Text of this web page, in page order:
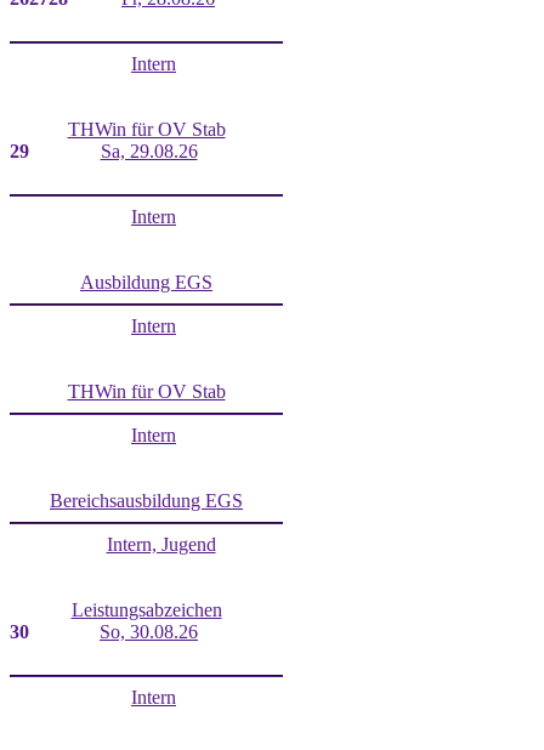
Intern
THWin für OV Stab
29
Sa, 29.08.26
Intern
Ausbildung EGS
Intern
THWin für OV Stab
Intern
Bereichsausbildung EGS
Intern, Jugend
Leistungsabzeichen
30
So, 30.08.26
Intern